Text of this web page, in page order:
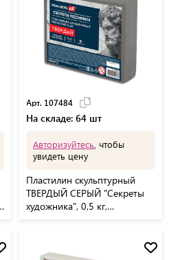
Арт. 107484
На складе: 64 шт
Авторизуйтесь , чтобы
увидеть цену
Пластилин скульптурный
ТВЕРДЫЙ СЕРЫЙ "Секреты
художника", 0,5 кг,